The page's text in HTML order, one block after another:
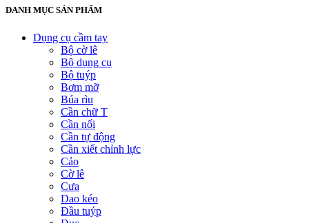
DANH MỤC SẢN PHẨM
Dụng cụ cầm tay
Bộ cờ lê
Bộ dụng cụ
Bộ tuýp
Bơm mỡ
Búa rìu
Cần chữ T
Cần nối
Cần tự động
Cần xiết chỉnh lực
Cảo
Cờ lê
Cưa
Dao kéo
Đầu tuýp